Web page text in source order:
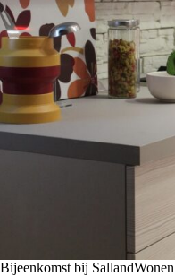
Bijeenkomst bij